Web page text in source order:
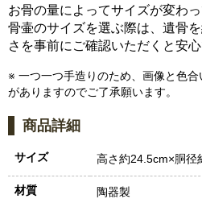
お骨の量によってサイズが変わっ
骨壷のサイズを選ぶ際は、遺骨
さを事前にご確認いただくと安心
※ 一つ一つ手造りのため、画像と色
がありますのでご了承願います。
商品詳細
サイズ 高さ約24.5cm×胴径
材質 陶器製